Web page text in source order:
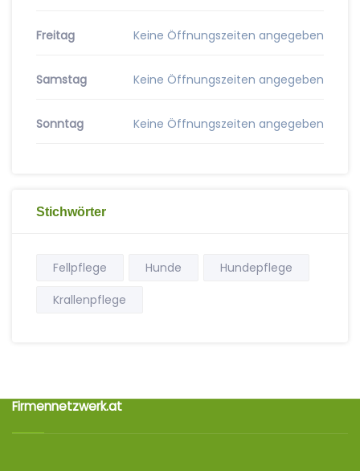
Freitag Keine Öffnungszeiten angegeben
Samstag Keine Öffnungszeiten angegeben
Sonntag Keine Öffnungszeiten angegeben
Stichwörter
Fellpflege Hunde
Hundepflege
Krallenpflege
Firmennetzwerk.at